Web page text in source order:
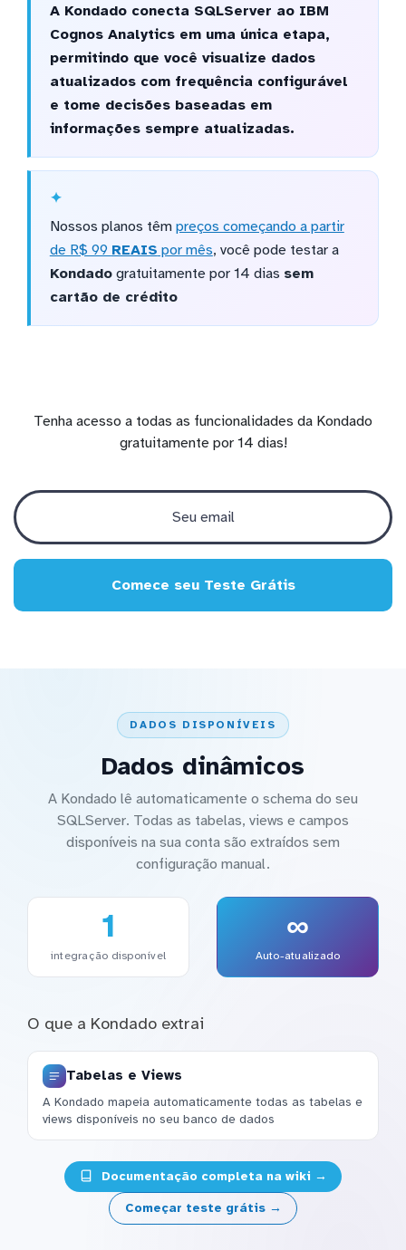
A Kondado conecta SQLServer ao IBM
Cognos Analytics em uma única etapa,
permitindo que você visualize dados
atualizados com frequência configurável
e tome decisões baseadas em
informações sempre atualizadas.
Nossos planos têm preços começando a partir
de R$ 99 REAIS por mês, você pode testar a
Kondadogratuitamente por 14 dias sem
cartão de crédito
Tenha acesso a todas as funcionalidades da Kondado
gratuitamente por 14 dias!
Comece seu Teste Grátis
DADOS DISPONÍVEIS
Dados dinâmicos
A Kondado lê automaticamente o schema do seu
SQLServer. Todas as tabelas, views e campos
disponíveis na sua conta são extraídos sem
configuração manual.
1
integração disponível
∞
Auto-atualizado
O que a Kondado extrai
Tabelas e Views
A Kondado mapeia automaticamente todas as tabelas e
views disponíveis no seu banco de dados
Documentação completa na wiki →
Começar teste grátis →